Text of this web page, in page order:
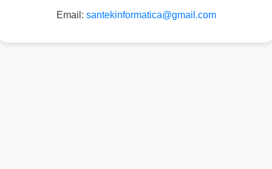
Email: santekinformatica@gmail.com